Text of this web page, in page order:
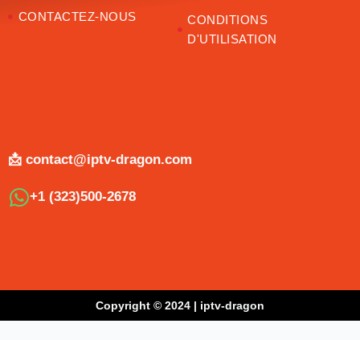
CONTACTEZ-NOUS
CONDITIONS
D'UTILISATION
📩 contact@iptv-dragon.com
+1 (323)500-2678
Copyright © 2024 | iptv-dragon